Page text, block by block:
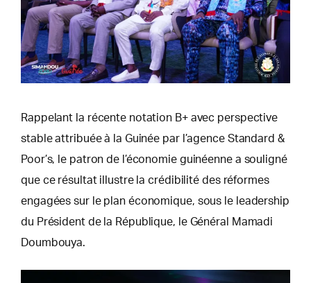
Rappelant la récente notation B+ avec perspective
stable attribuée à la Guinée par l’agence Standard &
Poor’s, le patron de l’économie guinéenne a souligné
que ce résultat illustre la crédibilité des réformes
engagées sur le plan économique, sous le leadership
du Président de la République, le Général Mamadi
Doumbouya.